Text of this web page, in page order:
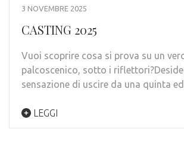
3 NOVEMBRE 2025
CASTING 2025
Vuoi scoprire cosa si prova su un
palcoscenico, sotto i
sensazione di uscire da una quinta
LEGGI